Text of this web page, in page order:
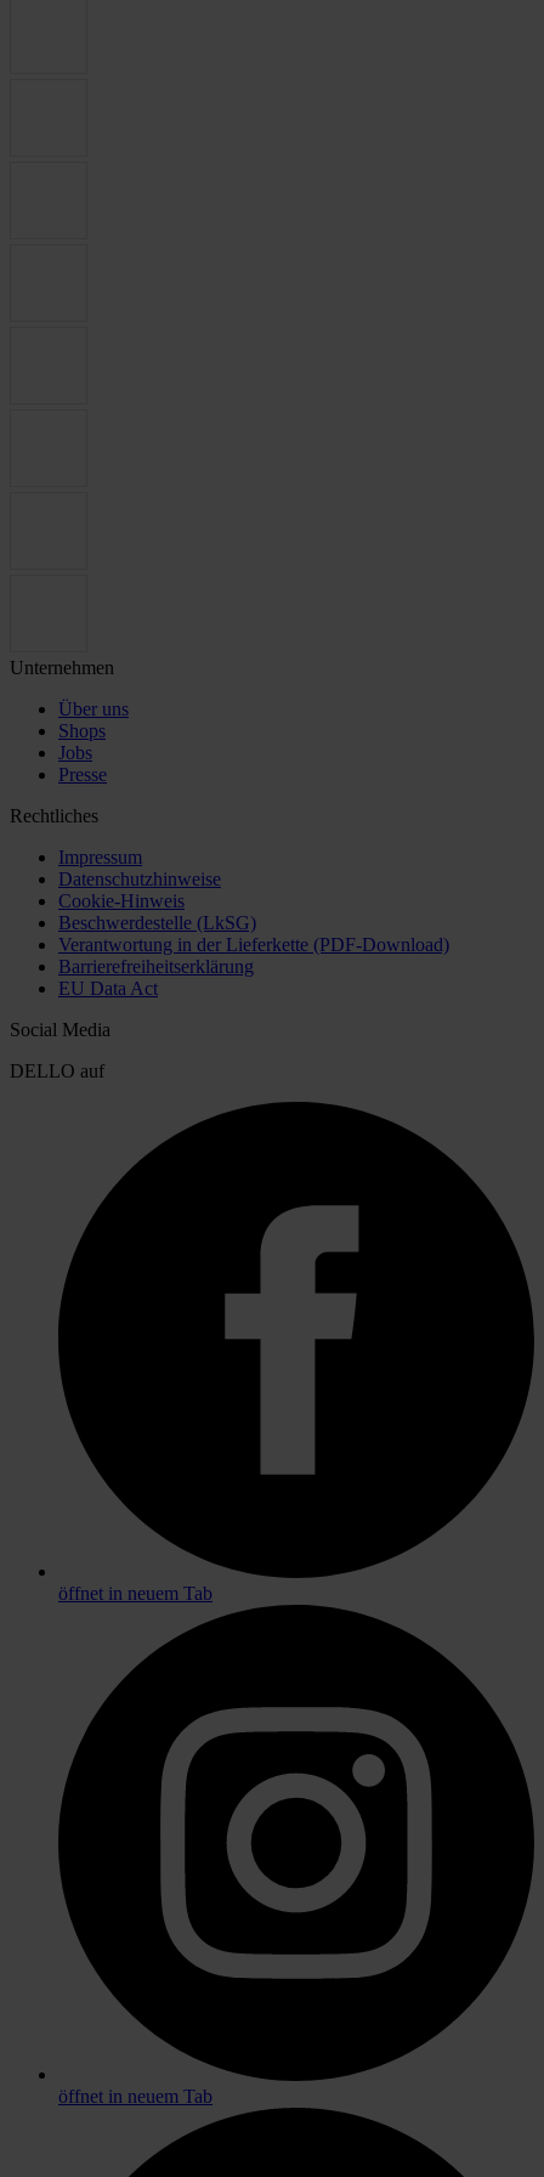
Unternehmen
Über uns
Shops
Jobs
Presse
Rechtliches
Impressum
Datenschutzhinweise
Cookie-Hinweis
Beschwerdestelle (LkSG)
Verantwortung in der Lieferkette (PDF-Download)
Barrierefreiheitserklärung
EU Data Act
Social Media
DELLO auf
öffnet in neuem Tab
öffnet in neuem Tab